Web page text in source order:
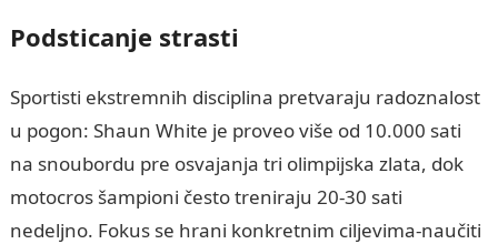
Podsticanje strasti
Sportisti ekstremnih disciplina pretvaraju radoznalost
u pogon: Shaun White je proveo više od 10.000 sati
na snoubordu pre osvajanja tri olimpijska zlata, dok
motocros šampioni često treniraju 20-30 sati
nedeljno. Fokus se hrani konkretnim ciljevima-naučiti